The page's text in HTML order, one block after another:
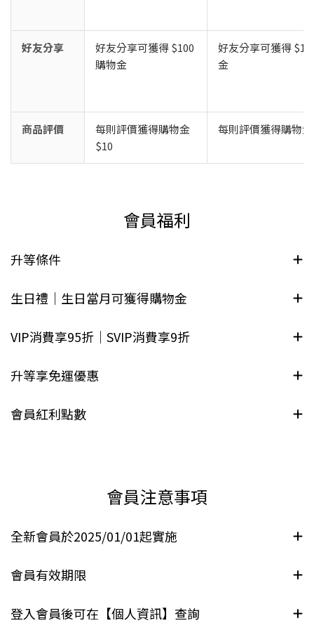
好友分享
好友分享可獲得 $100
購物金
好友分享可獲得
金
商品評價
每則評價獲得購物金
$10
每則評價獲得購物
會員福利
升等條件
生日禮｜生日當月可獲得購物金
VIP消費享95折｜SVIP消費享9折
升等享免運優惠
會員紅利點數
會員注意事項
全新會員於2025/01/01起實施
會員有效期限
登入會員後可在【個人資訊】查詢